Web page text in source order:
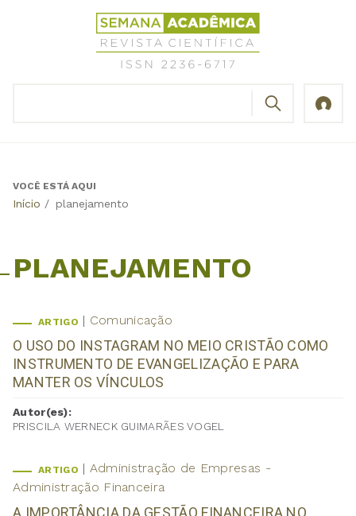
Revista
Científica
Semana
Back
VOCÊ ESTÁ AQUI
Início / planejamento
PLANEJAMENTO
ARTIGO Comunicação
O USO DO INSTAGRAM NO MEIO CRISTÃO COMO
INSTRUMENTO DE EVANGELIZAÇÃO E PARA
MANTER OS VÍNCULOS
Autor(es):
PRISCILA WERNECK GUIMARÃES VOGEL
ARTIGO
Administração de Empresas -
Administração Financeira
A IMPORTÂNCIA DA GESTÃO FINANCEIRA NO